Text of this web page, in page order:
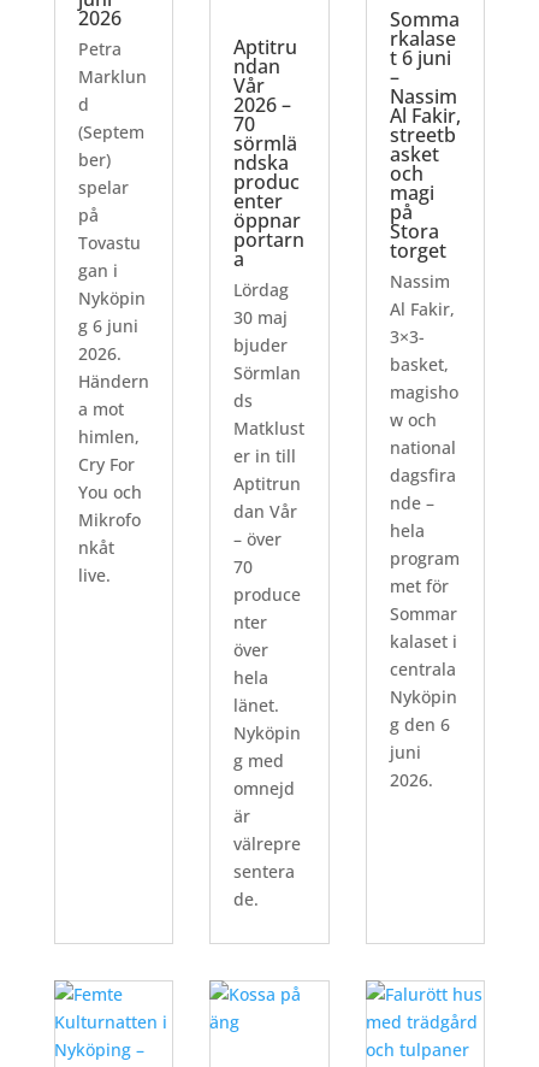
2026
Petra
Marklun
d
(Septem
ber)
spelar
på
Tovastu
gan i
Nyköpin
g 6 juni
2026.
Händern
a mot
himlen,
Cry For
You och
Mikrofo
nkåt
live.
Aptitru
ndan
Vår
2026 –
70
sörmlä
ndska
produc
enter
öppnar
portarn
a
Lördag
30 maj
bjuder
Sörmlan
ds
Matklust
er in till
Aptitrun
dan Vår
– över
70
produce
nter
över
hela
länet.
Nyköpin
g med
omnejd
är
välrepre
sentera
de.
Somma
rkalase
t 6 juni
–
Nassim
Al Fakir,
streetb
asket
och
magi
på
Stora
torget
Nassim
Al Fakir,
3×3-
basket,
magisho
w och
national
dagsfira
nde –
hela
program
met för
Sommar
kalaset i
centrala
Nyköpin
g den 6
juni
2026.